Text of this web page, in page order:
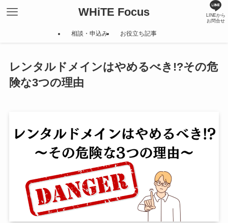
WHiTE Focus LINEから
お問合せ
相談・申込み お役立ち記事
レンタルドメインはやめるべき!?その危
険な3つの理由